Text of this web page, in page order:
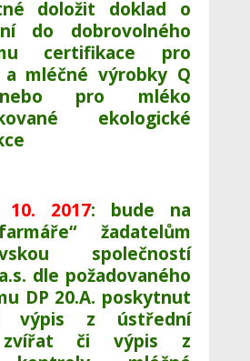
doložit doklad o
do dobrovolného
certifikace pro
a mléčné výrobky Q
pro mléko
ekologické
2017: bude na
žadatelům
společností
dle požadovaného
DP 20.A. poskytnut
výpis z ústřední
zvířat či výpis z